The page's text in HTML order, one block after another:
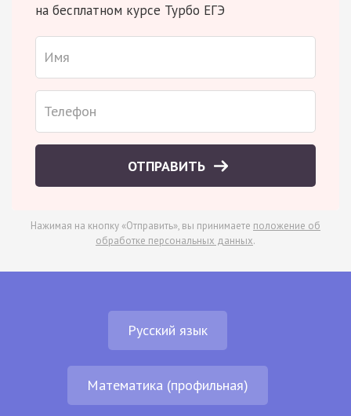
на бесплатном курсе Турбо ЕГЭ
ОТПРАВИТЬ
Нажимая на кнопку «Отправить», вы принимаете положение об
обработке персональных данных.
Русский язык
Математика (профильная)